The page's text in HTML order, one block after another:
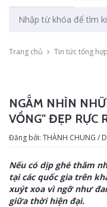
Trang chủ Tin tức tổng hợp
NGẮM NHÌN
VỒNG" ĐẸP RỰC
Đăng bởi: THÀNH CHUNG /
Nếu có dịp ghé thăm
tại các quốc gia trên
xuýt xoa vì ngỡ như
giữa thời hiện đại.